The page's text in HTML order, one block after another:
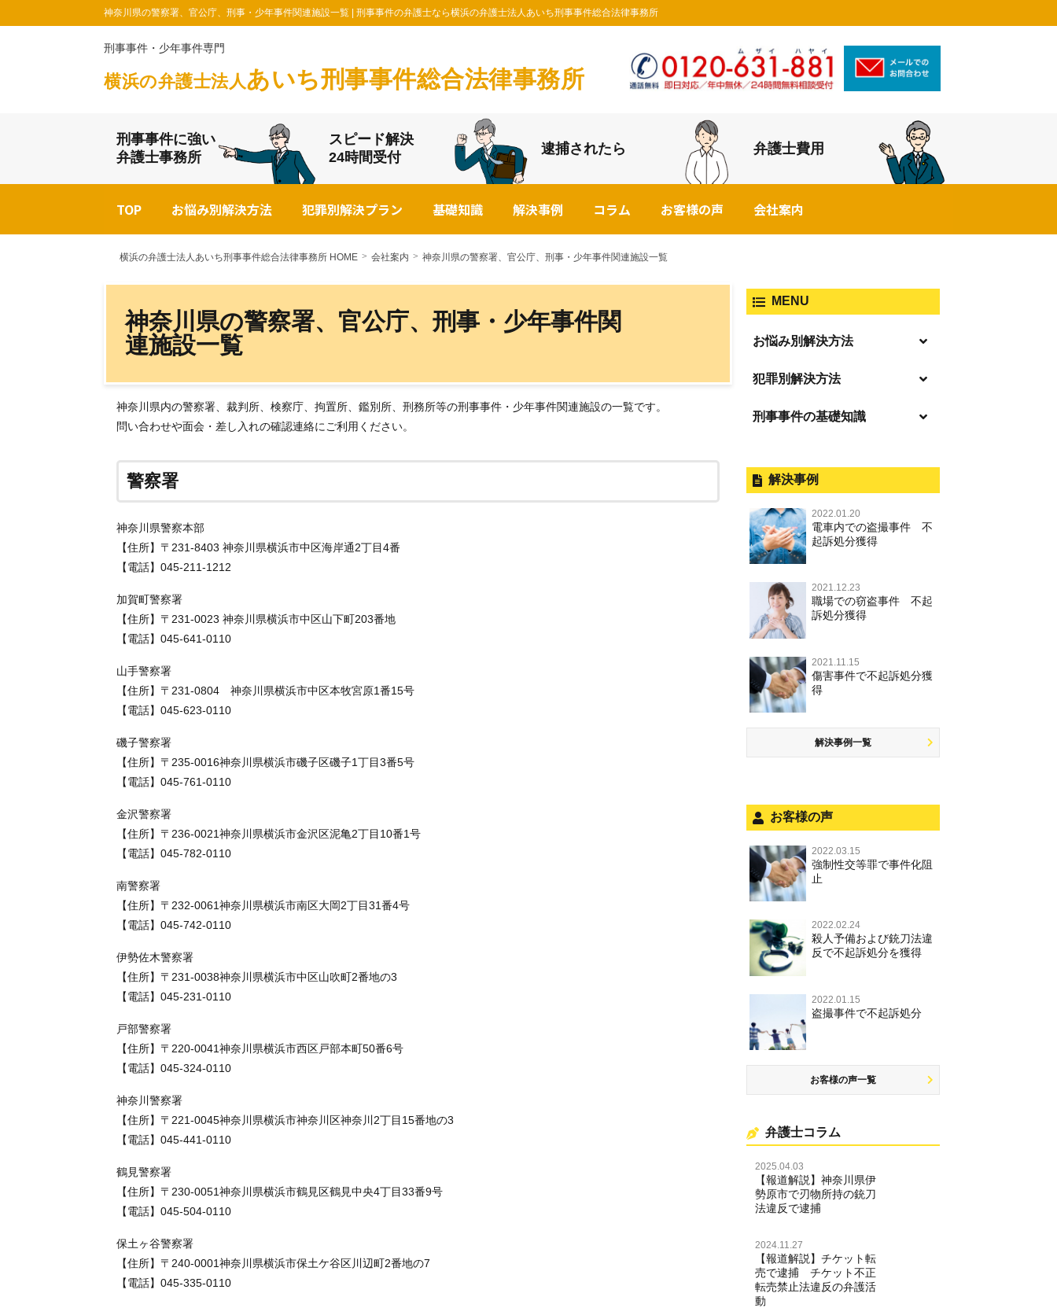
神奈川県の警察署、官公庁、刑事・少年事件関連施設一覧 | 刑事事件の弁護士なら横浜の弁護士法人あいち刑事事件総合法律事務所
刑事事件・少年事件専門
横浜の弁護士法人あいち刑事事件総合法律事務所
刑事事件に強い
弁護士事務所
スピード解決
24時間受付
逮捕されたら 弁護士費用
TOP お悩み別解決方法 犯罪別解決プラン 基礎知識 解決事例 コラム お客様の声 会社案内
横浜の弁護士法人あいち刑事事件総合法律事務所 HOME 会社案内 神奈川県の警察署、官公庁、刑事・少年事件関連施設一覧
神奈川県の警察署、官公庁、刑事・少年事件関
連施設一覧
神奈川県内の警察署、裁判所、検察庁、拘置所、鑑別所、刑務所等の刑事事件・少年事件関連施設の一覧です。
問い合わせや面会・差し入れの確認連絡にご利用ください。
警察署
神奈川県警察本部
【住所】〒231-8403 神奈川県横浜市中区海岸通2丁目4番
【電話】045-211-1212
加賀町警察署
【住所】〒231-0023 神奈川県横浜市中区山下町203番地
【電話】045-641-0110
山手警察署
【住所】〒231-0804 神奈川県横浜市中区本牧宮原1番15号
【電話】045-623-0110
磯子警察署
【住所】〒235-0016神奈川県横浜市磯子区磯子1丁目3番5号
【電話】045-761-0110
金沢警察署
【住所】〒236-0021神奈川県横浜市金沢区泥亀2丁目10番1号
【電話】045-782-0110
南警察署
【住所】〒232-0061神奈川県横浜市南区大岡2丁目31番4号
【電話】045-742-0110
伊勢佐木警察署
【住所】〒231-0038神奈川県横浜市中区山吹町2番地の3
【電話】045-231-0110
戸部警察署
【住所】〒220-0041神奈川県横浜市西区戸部本町50番6号
【電話】045-324-0110
神奈川警察署
【住所】〒221-0045神奈川県横浜市神奈川区神奈川2丁目15番地の3
【電話】045-441-0110
鶴見警察署
【住所】〒230-0051神奈川県横浜市鶴見区鶴見中央4丁目33番9号
【電話】045-504-0110
保土ヶ谷警察署
【住所】〒240-0001神奈川県横浜市保土ケ谷区川辺町2番地の7
【電話】045-335-0110
MENU
お悩み別解決方法
「逮捕」について適切に知ること
起訴後、前科がつくのを避けるた
逮捕されたら
釈放してほしい
逮捕後、早急な釈放・保釈を望む
ときにすべきこと
被害者との示談を円満に進めるた
めには
こと
刑事事件で被疑者を不起訴処分に
するには
事件を秘密にするためにとるべき
自首・出頭の不安や悩みを解消す
るためには
犯罪別解決方法
事件別－暴力事件
暴行・傷害
殺人
過失致死・過失傷害
脅迫・強要
逮捕・監禁
略取・誘拐・人身売買
業務妨害
公務執行妨害
性犯罪 TOP
痴漢
盗撮，のぞき
つ，準強制わいせつ），監護者わ
いせつ
不同意性交等・監護者性交等
淫行・援助交際
公然わいせつ罪，わいせつ物頒布
罪，淫行勧誘罪
児童ポルノ，リベンジポルノ
事件別－財産犯
財産犯 TOP
窃盗罪
強盗罪
詐欺罪
恐喝罪
横領・背任
盗品売買・譲り受け等
知的財産と刑事事件
事件別－薬物事件
薬物事件 TOP
覚せい剤
大麻
危険ドラッグ
事件別－交通違反・交通事故
交通違反・交通事故 TOP
人身事故・死亡事故
ひき逃げ・当て逃げ
無免許運転
飲酒運転
危険運転行為等
その他
その他 TOP
著作権法違反
商標法違反
犯罪収益移転防止法違反
ネット犯罪
児童虐待・保護責任者遺棄
文書偽造・偽造文書行使
不正競争防止法
住居侵入等
刑事事件の基礎知識
外国人事件の手続きと特色
刑事裁判の概要・手続
公務員の逮捕・刑事事件
控訴・上告
国選弁護士と私選弁護士の違い
裁判員裁判
取調べの注意点
少年事件の手続と特色
少年事件の処分
法人と刑事事件（脱税関係，従業
員逮捕，予防法務等）
面会・差し入れ
解決事例
2022.01.20
電車内での盗撮事件 不
起訴処分獲得
2021.12.23
職場での窃盗事件 不起
訴処分獲得
2021.11.15
傷害事件で不起訴処分獲
得
解決事例一覧
お客様の声
2022.03.15
強制性交等罪で事件化阻
止
2022.02.24
殺人予備および銃刀法違
反で不起訴処分を獲得
2022.01.15
盗撮事件で不起訴処分
お客様の声一覧
弁護士コラム
2025.04.03
【報道解説】神奈川県伊
勢原市で刃物所持の銃刀
法違反で逮捕
2024.11.27
【報道解説】チケット転
売で逮捕 チケット不正
転売禁止法違反の弁護活
動